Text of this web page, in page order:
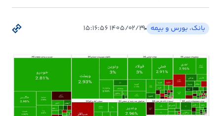
و
اقتصاد
جهان
بازار
بانک، بورس و بیمه ۱۴۰۵/۰۲/۲۹ ۱۵:۱۶:۵۶